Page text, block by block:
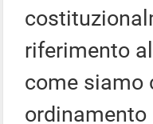
riferimento
come siamo